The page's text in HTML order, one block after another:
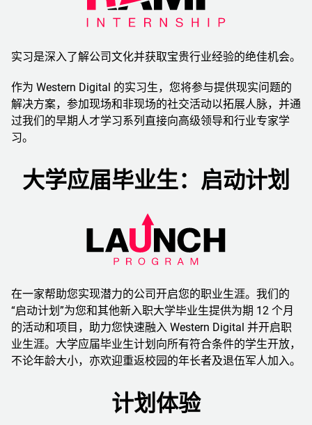
实习是深入了解公司文化并获取宝贵行业经验的绝佳机会。
作为 Western Digital 的实习生，您将参与提供现实问题的
解决方案，参加现场和非现场的社交活动以拓展人脉，并通
过我们的早期人才学习系列直接向高级领导和行业专家学
习。
大学应届毕业生：启动计划
在一家帮助您实现潜力的公司开启您的职业生涯。我们的
“启动计划”为您和其他新入职大学毕业生提供为期 12 个月
的活动和项目，助力您快速融入 Western Digital 并开启职
业生涯。大学应届毕业生计划向所有符合条件的学生开放，
不论年龄大小，亦欢迎重返校园的年长者及退伍军人加入。
计划体验